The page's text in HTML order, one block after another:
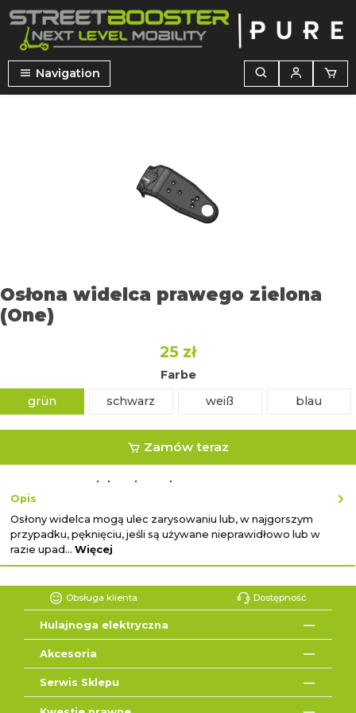
zawartości
Navigation
Osłona widelca prawego zielona
(One)
25 zł
Farbe
grün
schwarz weiß blau
Zamów teraz
lub zakup ekspresowy z ↓
Opis
Osłony widelca mogą ulec zarysowaniu lub, w najgorszym
przypadku, pęknięciu, jeśli są używane nieprawidłowo lub w
razie upad… Więcej
Obsługa klienta Dostępność
Hulajnoga elektryczna
Akcesoria
Serwis Sklepu